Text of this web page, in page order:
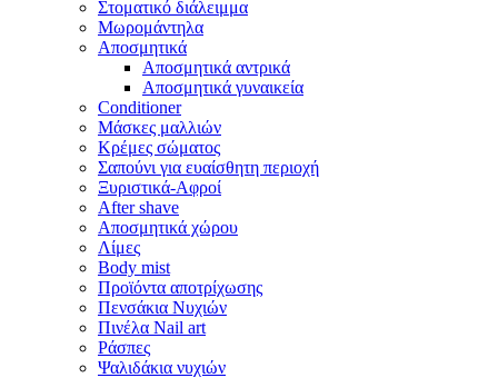
Στοματικό διάλειμμα
Μωρομάντηλα
Αποσμητικά
Αποσμητικά αντρικά
Αποσμητικά γυναικεία
Conditioner
Μάσκες μαλλιών
Κρέμες σώματος
Σαπούνι για ευαίσθητη περιοχή
Ξυριστικά-Αφροί
After shave
Αποσμητικά χώρου
Λίμες
Body mist
Προϊόντα αποτρίχωσης
Πενσάκια Νυχιών
Πινέλα Nail art
Ράσπες
Ψαλιδάκια νυχιών